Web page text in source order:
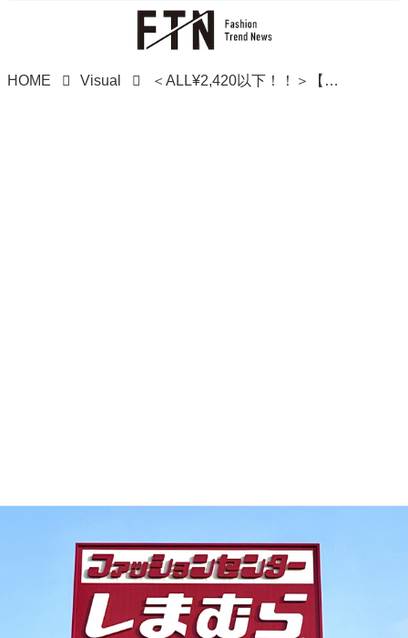
HOME Visual ＜ALL¥2,420以下！！＞【しまむら】コスパ最強！「最旬バッグ」